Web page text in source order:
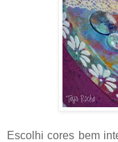
Escolhi cores bem